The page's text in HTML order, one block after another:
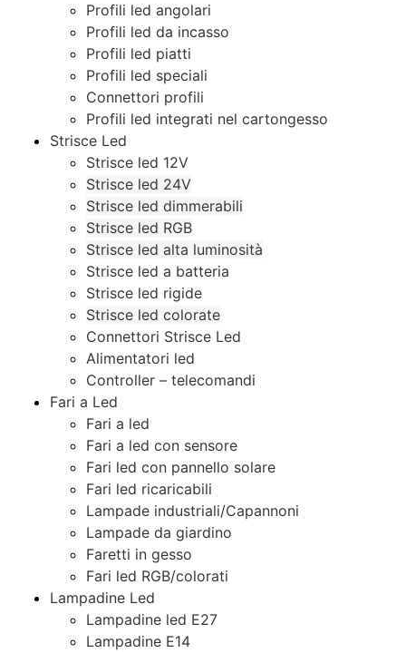
Profili led angolari
Profili led da incasso
Profili led piatti
Profili led speciali
Connettori profili
Profili led integrati nel cartongesso
Strisce Led
Strisce led 12V
Strisce led 24V
Strisce led dimmerabili
Strisce led RGB
Strisce led alta luminosità
Strisce led a batteria
Strisce led rigide
Strisce led colorate
Connettori Strisce Led
Alimentatori led
Controller – telecomandi
Fari a Led
Fari a led
Fari a led con sensore
Fari led con pannello solare
Fari led ricaricabili
Lampade industriali/Capannoni
Lampade da giardino
Faretti in gesso
Fari led RGB/colorati
Lampadine Led
Lampadine led E27
Lampadine E14